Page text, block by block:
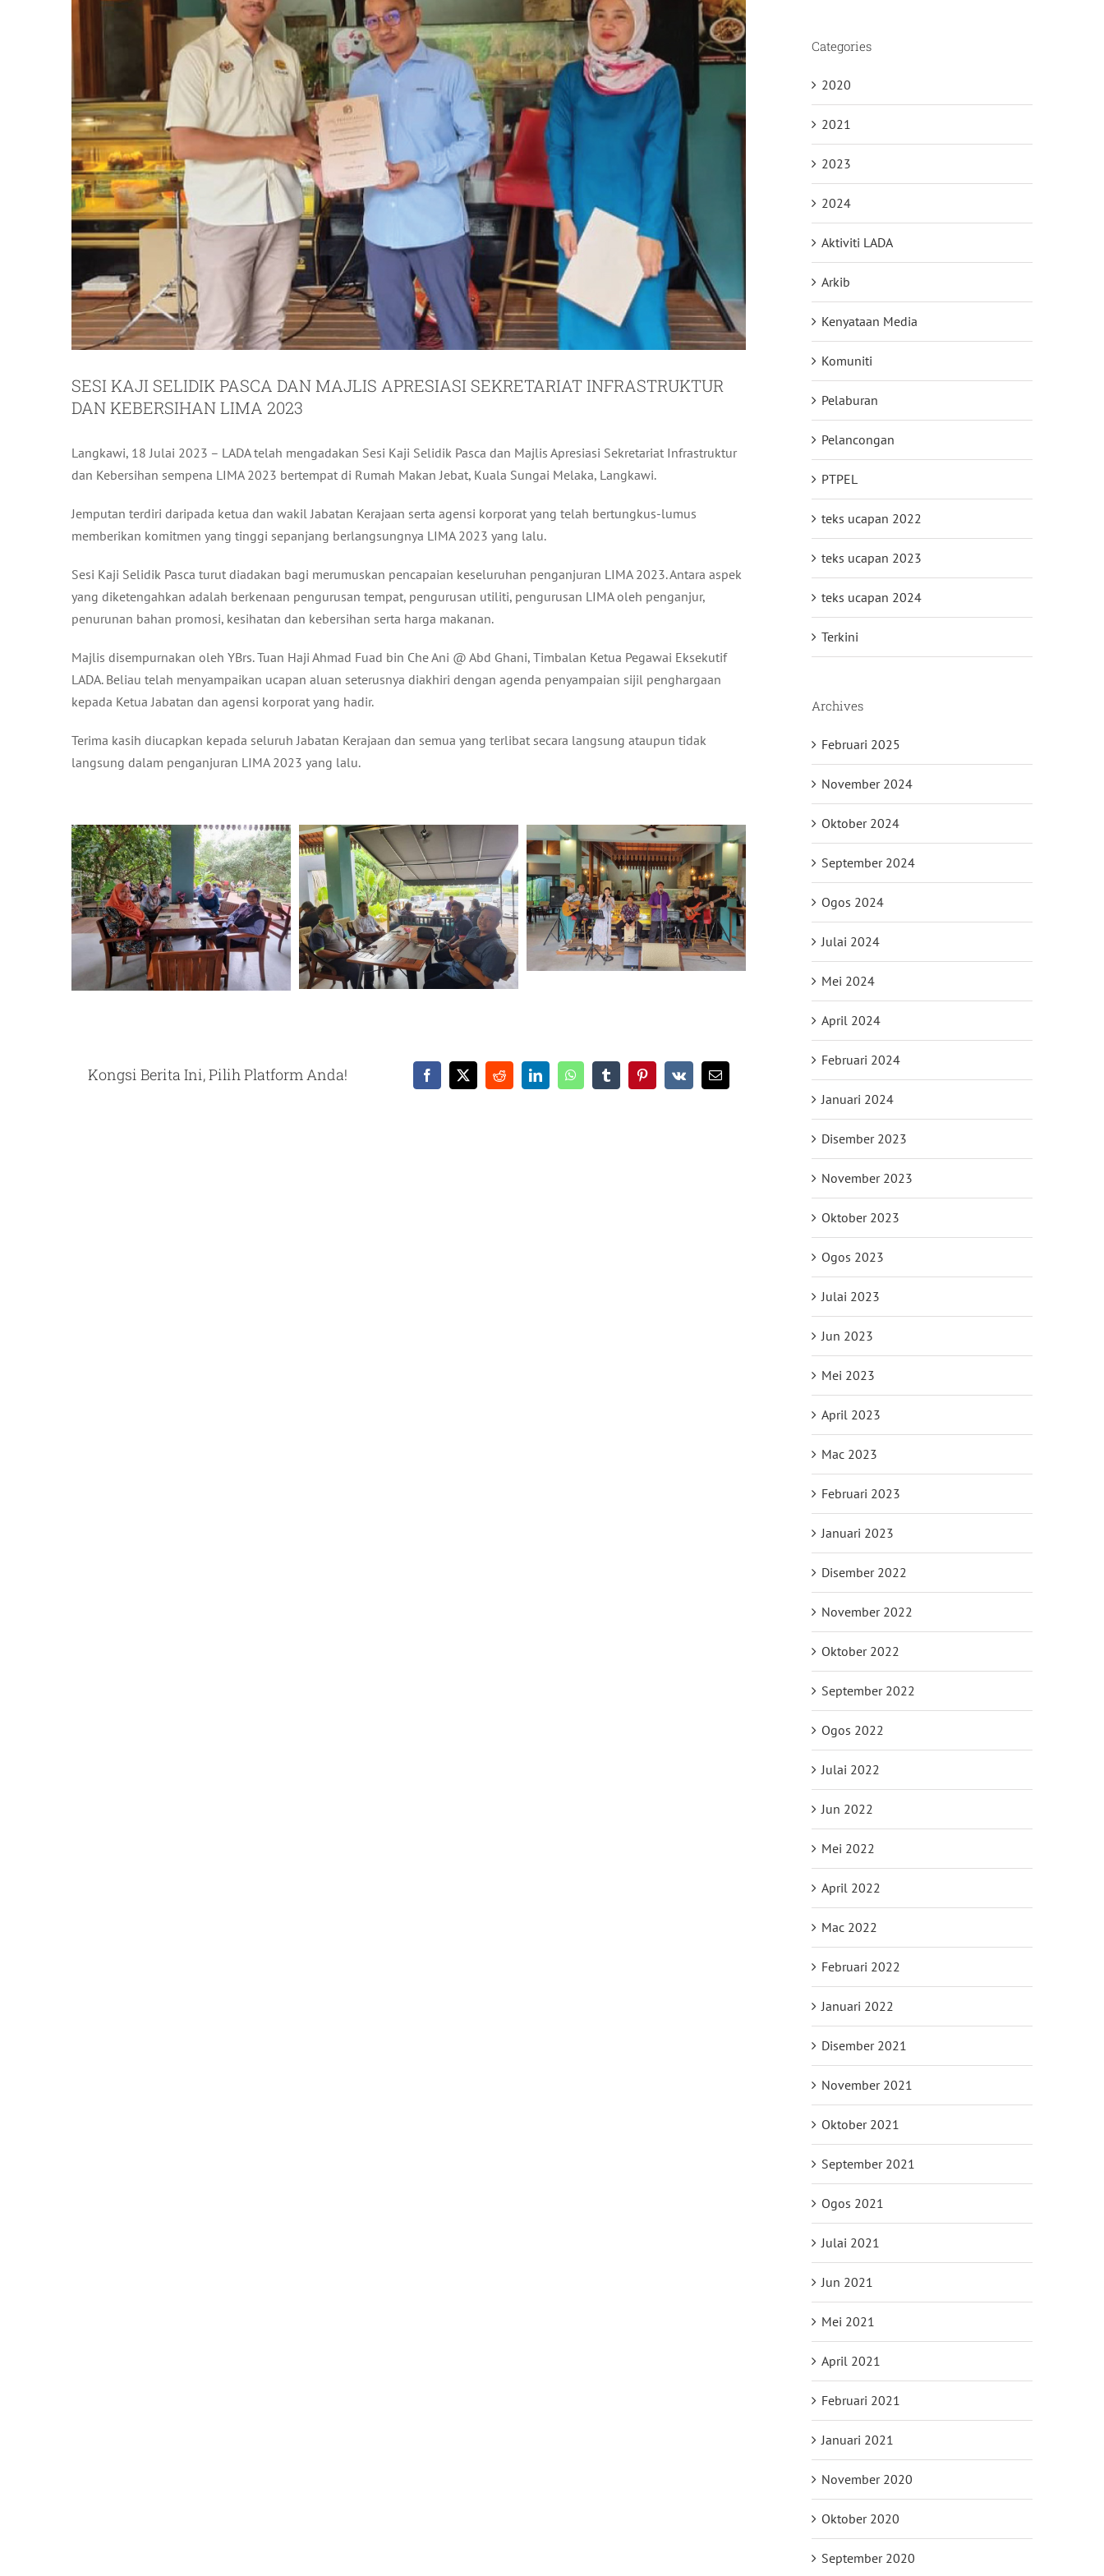
SESI KAJI SELIDIK PASCA DAN MAJLIS APRESIASI SEKRETARIAT INFRASTRUKTUR
DAN KEBERSIHAN LIMA 2023
Langkawi, 18 Julai 2023 – LADA telah mengadakan Sesi Kaji Selidik Pasca dan Majlis Apresiasi Sekretariat Infrastruktur
dan Kebersihan sempena LIMA 2023 bertempat di Rumah Makan Jebat, Kuala Sungai Melaka, Langkawi.
Jemputan terdiri daripada ketua dan wakil Jabatan Kerajaan serta agensi korporat yang telah bertungkus-lumus
memberikan komitmen yang tinggi sepanjang berlangsungnya LIMA 2023 yang lalu.
Sesi Kaji Selidik Pasca turut diadakan bagi merumuskan pencapaian keseluruhan penganjuran LIMA 2023. Antara aspek
yang diketengahkan adalah berkenaan pengurusan tempat, pengurusan utiliti, pengurusan LIMA oleh penganjur,
penurunan bahan promosi, kesihatan dan kebersihan serta harga makanan.
Majlis disempurnakan oleh YBrs. Tuan Haji Ahmad Fuad bin Che Ani @ Abd Ghani, Timbalan Ketua Pegawai Eksekutif
LADA. Beliau telah menyampaikan ucapan aluan seterusnya diakhiri dengan agenda penyampaian sijil penghargaan
kepada Ketua Jabatan dan agensi korporat yang hadir.
Terima kasih diucapkan kepada seluruh Jabatan Kerajaan dan semua yang terlibat secara langsung ataupun tidak
langsung dalam penganjuran LIMA 2023 yang lalu.
Kongsi Berita Ini, Pilih Platform Anda! Facebook
X RedditLinkedInWhatsAppTumblrPinterest
Vk Email
Categories
2020
2021
2023
2024
Aktiviti LADA
Arkib
Kenyataan Media
Komuniti
Pelaburan
Pelancongan
PTPEL
teks ucapan 2022
teks ucapan 2023
teks ucapan 2024
Terkini
Archives
Februari 2025
November 2024
Oktober 2024
September 2024
Ogos 2024
Julai 2024
Mei 2024
April 2024
Februari 2024
Januari 2024
Disember 2023
November 2023
Oktober 2023
Ogos 2023
Julai 2023
Jun 2023
Mei 2023
April 2023
Mac 2023
Februari 2023
Januari 2023
Disember 2022
November 2022
Oktober 2022
September 2022
Ogos 2022
Julai 2022
Jun 2022
Mei 2022
April 2022
Mac 2022
Februari 2022
Januari 2022
Disember 2021
November 2021
Oktober 2021
September 2021
Ogos 2021
Julai 2021
Jun 2021
Mei 2021
April 2021
Februari 2021
Januari 2021
November 2020
Oktober 2020
September 2020